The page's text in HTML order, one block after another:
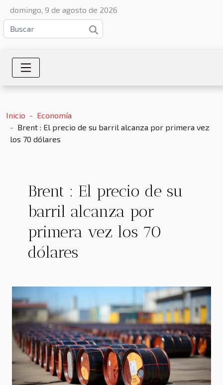
domingo, 9 de agosto de 2026
Inicio
Economía
Brent : El precio de su barril alcanza por primera vez
los 70 dólares
Brent : El precio de su
barril alcanza por
primera vez los 70
dólares